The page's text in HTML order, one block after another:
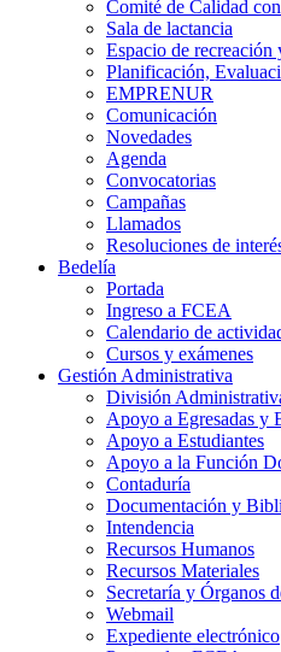
Comité de Calidad
Sala de lactancia
Espacio de recreación
Planificación,
EMPRENUR
Comunicación
Novedades
Agenda
Convocatorias
Campañas
Llamados
Resoluciones de
Bedelía
Portada
Ingreso a FCEA
Calendario de
Cursos y exámenes
Gestión Administrativa
División
Apoyo a Egresadas y
Apoyo a Estudiantes
Apoyo a la Función
Contaduría
Documentación y
Intendencia
Recursos Humanos
Recursos Materiales
Secretaría y Órganos
Webmail
Expediente electrónico